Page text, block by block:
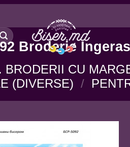
Broderie
BRODERII CU
(DIVERSE) /